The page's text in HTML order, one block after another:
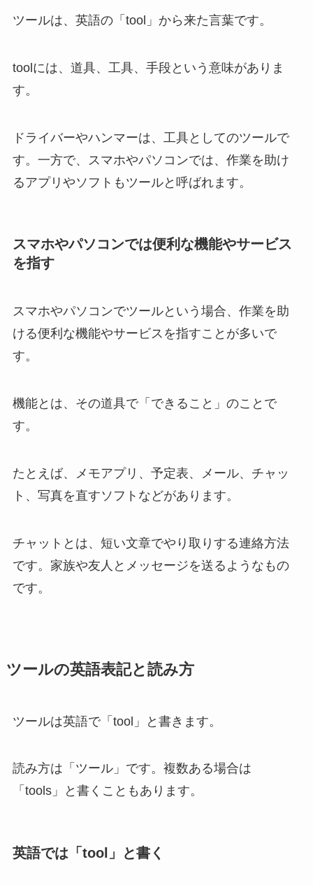
ツールは、英語の「tool」から来た言葉です。
toolには、道具、工具、手段という意味がありま
す。
ドライバーやハンマーは、工具としてのツールで
す。一方で、スマホやパソコンでは、作業を助け
るアプリやソフトもツールと呼ばれます。
スマホやパソコンでは便利な機能やサービス
を指す
スマホやパソコンでツールという場合、作業を助
ける便利な機能やサービスを指すことが多いで
す。
機能とは、その道具で「できること」のことで
す。
たとえば、メモアプリ、予定表、メール、チャッ
ト、写真を直すソフトなどがあります。
チャットとは、短い文章でやり取りする連絡方法
です。家族や友人とメッセージを送るようなもの
です。
ツールの英語表記と読み方
ツールは英語で「tool」と書きます。
読み方は「ツール」です。複数ある場合は
「tools」と書くこともあります。
英語では「tool」と書く